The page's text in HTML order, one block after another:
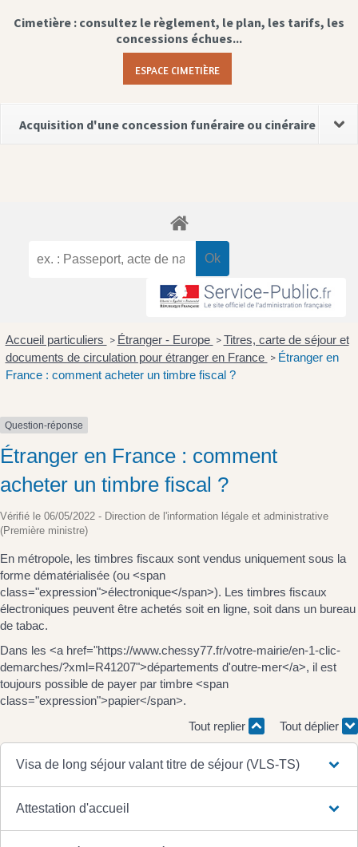
Cimetière : consultez le règlement, le plan, les tarifs, les
concessions échues...
ESPACE CIMETIÈRE
Acquisition d'une concession funéraire ou cinéraire
Accueil particuliers > Étranger - Europe > Titres, carte de séjour et
documents de circulation pour étranger en France > Étranger en
France : comment acheter un timbre fiscal ?
Question-réponse
Étranger en France : comment
acheter un timbre fiscal ?
Vérifié le 06/05/2022 - Direction de l'information légale et administrative
(Première ministre)
En métropole, les timbres fiscaux sont vendus uniquement sous la
forme dématérialisée (ou <span
class="expression">électronique</span>). Les timbres fiscaux
électroniques peuvent être achetés soit en ligne, soit dans un bureau
de tabac.
Dans les <a href="https://www.chessy77.fr/votre-mairie/en-1-clic-
demarches/?xml=R41207">départements d'outre-mer</a>, il est
toujours possible de payer par timbre <span
class="expression">papier</span>.
Tout replier
Tout déplier
Visa de long séjour valant titre de séjour (VLS-TS)
Attestation d'accueil